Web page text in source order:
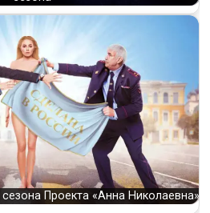
Проекта «Анна Николаевна»